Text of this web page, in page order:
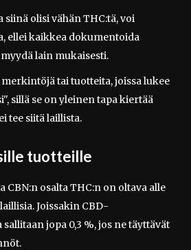
siinä olisi vähän THC:tä, voi
ellei kaikkea dokumentoida
lain mukaisesti.
tai tuotteita, joissa lukee
sillä se on yleinen tapa kiertää
tee siitä laillista.
tuotteille
CBN:n osalta THC:n on oltava alle
Joissakin CBD-
jopa 0,3 %, jos ne täyttävät